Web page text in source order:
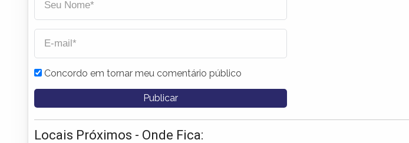
Concordo em tornar meu comentário público
Locais Próximos - Onde Fica: